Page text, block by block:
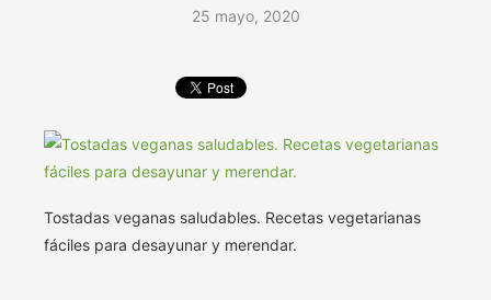
25 mayo, 2020
Tostadas veganas saludables. Recetas vegetarianas
fáciles para desayunar y merendar.